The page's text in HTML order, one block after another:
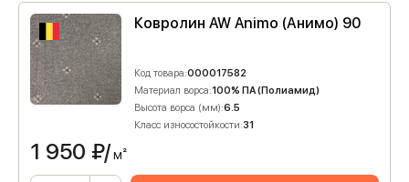
Ковролин AW Animo (Анимо) 90
Код товара:000017582
Материал ворса:100% ПА (Полиамид)
Высота ворса (мм):6.5
Класс износостойкости:31
1 950 ₽/м²